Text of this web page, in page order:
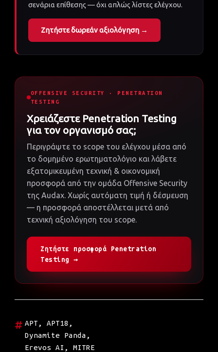
σενάρια επίθεσης — όχι απλώς λίστες ελέγχου.
Ζητήστε δωρεάν αξιολόγηση →
OFFENSIVE SECURITY · PENETRATION
TESTING
Χρειάζεστε Penetration Testing
για τον οργανισμό σας;
Περιγράψτε το scope του ελέγχου μέσα από
το δομημένο ερωτηματολόγιο και λάβετε
εξατομικευμένη τεχνική & οικονομική
προσφορά από την ομάδα Offensive Security
της Audax. Χωρίς αυτόματη τιμή ή δέσμευση
— η προσφορά αποστέλλεται μετά από
τεχνική αξιολόγηση του scope.
Ζητήστε προσφορά Penetration
Testing →
APT , APT18 ,
Dynamite Panda ,
Erevos AI , MITRE